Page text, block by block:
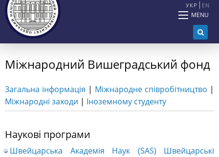
УКР EN
MENU
Міжнародний Вишеградський фонд
Загальна інформація | Міжнародне співробітництво |
Міжнародні заходи | Іноземному студенту
Наукові програми
Швейцарська Академія Наук (SAS) Швейцарські